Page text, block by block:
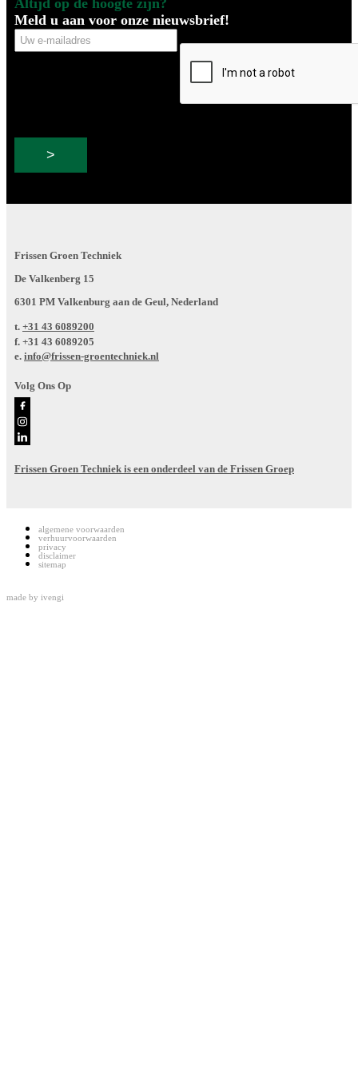
Meld u aan voor onze nieuwsbrief!
Uw
e-
Frissen Groen Techniek
De Valkenberg 15
6301 PM Valkenburg aan de Geul, Nederland
t. +31 43 6089200
f. +31 43 6089205
e. info@frissen-groentechniek.nl
Volg Ons Op
Frissen Groen Techniek is een onderdeel van de Frissen Groep
algemene voorwaarden
verhuurvoorwaarden
privacy
disclaimer
sitemap
made by ivengi